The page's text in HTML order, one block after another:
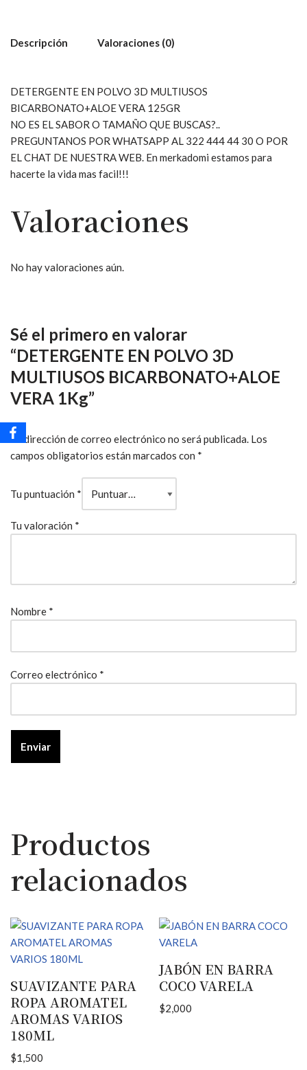
Descripción Valoraciones (0)
DETERGENTE EN POLVO 3D MULTIUSOS
BICARBONATO+ALOE VERA 125GR
NO ES EL SABOR O TAMAÑO QUE BUSCAS?..
PREGUNTANOS POR WHATSAPP AL 322 444 44 30 O POR
EL CHAT DE NUESTRA WEB. En merkadomi estamos para
hacerte la vida mas facil!!!
Valoraciones
No hay valoraciones aún.
Sé el primero en valorar
“DETERGENTE EN POLVO 3D
MULTIUSOS BICARBONATO+ALOE
VERA 1Kg”
Tu dirección de correo electrónico no será publicada. Los
campos obligatorios están marcados con *
Tu puntuación *
Tu valoración *
Nombre *
Correo electrónico *
Productos
relacionados
SUAVIZANTE PARA
ROPA AROMATEL
AROMAS VARIOS
180ML
$1,500
JABÓN EN BARRA
COCO VARELA
$2,000